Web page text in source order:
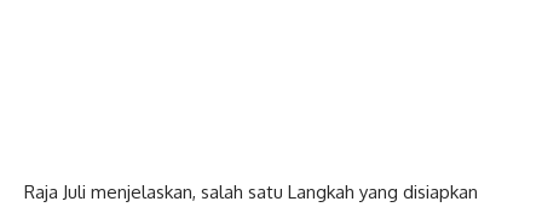
Raja Juli menjelaskan, salah satu Langkah yang disiapkan